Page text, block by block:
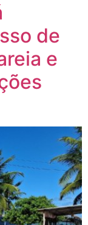
de
e